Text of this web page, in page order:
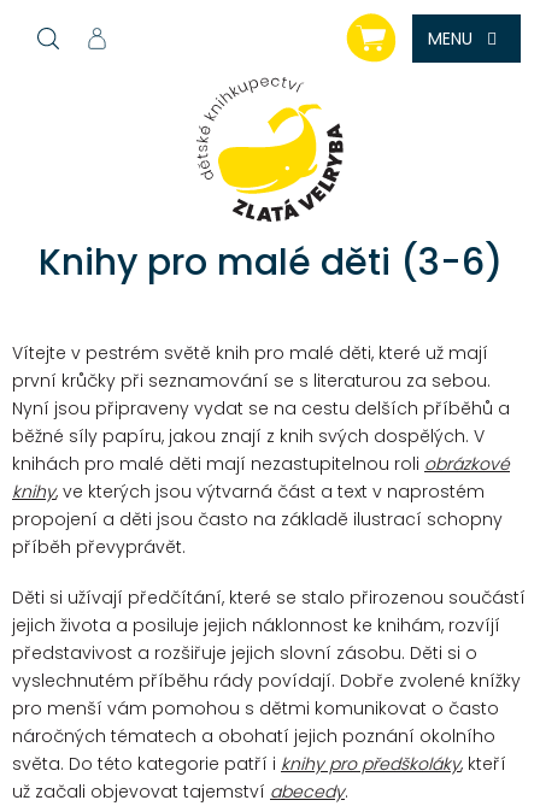
NÁKUPNÍ
KOŠÍK
Knihy pro malé děti (3-6)
Vítejte v pestrém světě knih pro malé děti, které už mají
první krůčky při seznamování se s literaturou za sebou.
Nyní jsou připraveny vydat se na cestu delších příběhů a
běžné síly papíru, jakou znají z knih svých dospělých. V
knihách pro malé děti mají nezastupitelnou roli obrázkové
knihy, ve kterých jsou výtvarná část a text v naprostém
propojení a děti jsou často na základě ilustrací schopny
příběh převyprávět.
Děti si užívají předčítání, které se stalo přirozenou součástí
jejich života a posiluje jejich náklonnost ke knihám, rozvíjí
představivost a rozšiřuje jejich slovní zásobu. Děti si o
vyslechnutém příběhu rády povídají. Dobře zvolené knížky
pro menší vám pomohou s dětmi komunikovat o často
náročných tématech a obohatí jejich poznání okolního
světa. Do této kategorie patří i knihy pro předškoláky, kteří
už začali objevovat tajemství abecedy.